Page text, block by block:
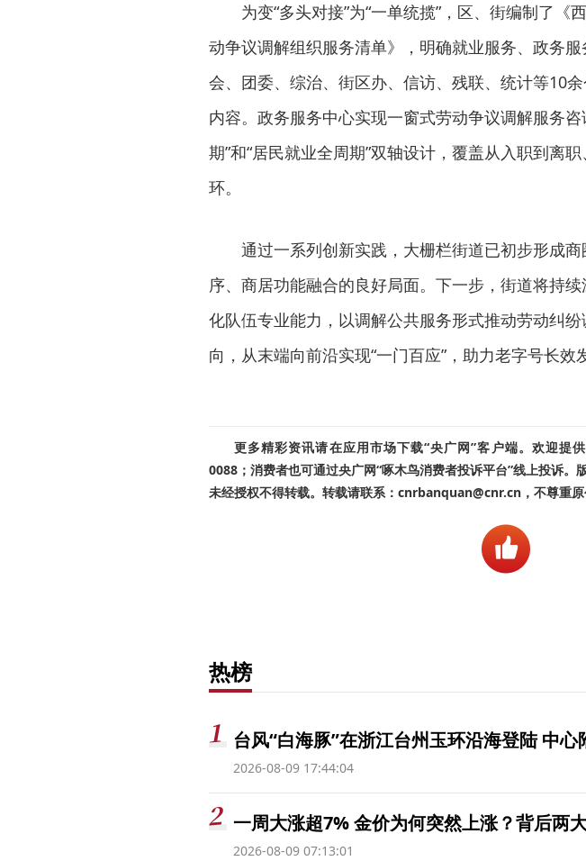
为变“多头对接”为“一单统揽”，区、街编制了《
动争议调解组织服务清单》，明确就业服务、政务
会、团委、综治、街区办、信访、残联、统计等10
内容。政务服务中心实现一窗式劳动争议调解服务
期”和“居民就业全周期”双轴设计，覆盖从入职到离
环。
通过一系列创新实践，大栅栏街道已初步形成
序、商居功能融合的良好局面。下一步，街道将持
化队伍专业能力，以调解公共服务形式推动劳动纠纷
向，从末端向前沿实现“一门百应”，助力老字号长效
更多精彩资讯请在应用市场下载“央广网”客户端。欢迎提
0088；消费者也可通过央广网“啄木鸟消费者投诉平台”线上投诉。
未经授权不得转载。转载请联系：cnrbanquan@cnr.cn，不尊重原
热榜
台风“白海豚”在浙江台州玉环沿海登陆 中
2026-08-09 17:44:04
一周大涨超7% 金价为何突然上涨？背后两
2026-08-09 07:13:01